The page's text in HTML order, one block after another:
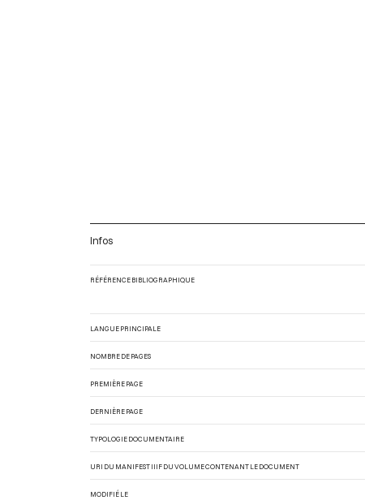
Infos
RÉFÉRENCE BIBLIOGRAPHIQUE
LANGUE PRINCIPALE
NOMBRE DE PAGES
PREMIÈRE PAGE
DERNIÈRE PAGE
TYPOLOGIE DOCUMENTAIRE
URI DU MANIFEST IIIF DU VOLUME CONTENANT LE DOCUMENT
MODIFIÉ LE